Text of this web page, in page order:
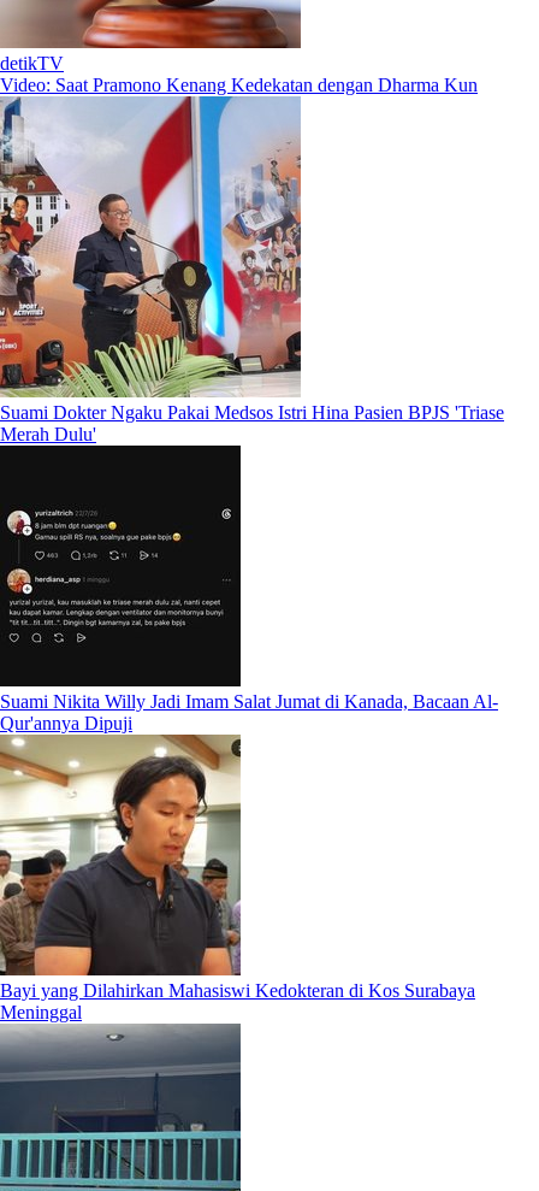
detikTV
Video: Saat Pramono Kenang Kedekatan dengan Dharma Kun
Suami Dokter Ngaku Pakai Medsos Istri Hina Pasien BPJS 'Triase
Merah Dulu'
Suami Nikita Willy Jadi Imam Salat Jumat di Kanada, Bacaan Al-
Qur'annya Dipuji
Bayi yang Dilahirkan Mahasiswi Kedokteran di Kos Surabaya
Meninggal